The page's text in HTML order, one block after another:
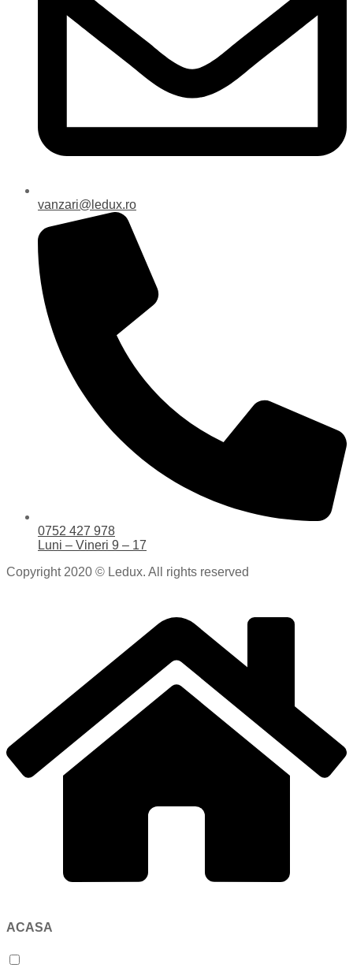
vanzari@ledux.ro
0752 427 978
Luni – Vineri 9 – 17
Copyright 2020 © Ledux. All rights reserved
ACASA